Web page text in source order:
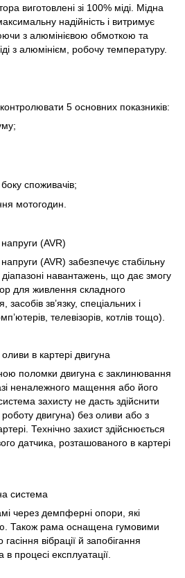
виготовлені зі 100% міді. Мідна
надійність і витримує
з алюмінієвою обмоткою та
з алюмінієм, робочу температуру.
5 основних показників:
споживачів;
мотогодин.
(AVR)
(AVR) забезпечує стабільну
навантажень, що дає змогу
для живлення складного
зв’язку, спеціальних і
телевізорів, котлів тощо).
в картері двигуна
поломки двигуна є заклинювання
неналежного мащення або його
захисту не дасть здійснити
двигуна) без оливи або з
Технічно захист здійснюється
датчика, розташованого в картері
система
через демпферні опори, які
Також рама оснащена гумовими
вібрації й запобігання
процесі експлуатації.